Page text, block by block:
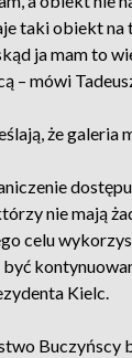
taki obiekt na
ja mam to
– mówi
że galeria
nie mają
celu
być
Kielc.
Buczyńscy